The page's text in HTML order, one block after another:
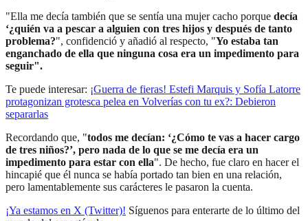
"Ella me decía también que se sentía una mujer cacho porque decía
‘¿quién va a pescar a alguien con tres hijos y después de tanto
problema?", confidenció y añadió al respecto, "Yo estaba tan
enganchado de ella que ninguna cosa era un impedimento para
seguir".
Te puede interesar: ¡Guerra de fieras! Estefi Marquis y Sofía Latorre
protagonizan grotesca pelea en Volverías con tu ex?: Debieron
separarlas
Recordando que, "todos me decían: ‘¿Cómo te vas a hacer cargo
de tres niños?’, pero nada de lo que se me decía era un
impedimento para estar con ella". De hecho, fue claro en hacer el
hincapié que él nunca se había portado tan bien en una relación,
pero lamentablemente sus carácteres le pasaron la cuenta.
¡Ya estamos en X (Twitter)! Síguenos para enterarte de lo último del